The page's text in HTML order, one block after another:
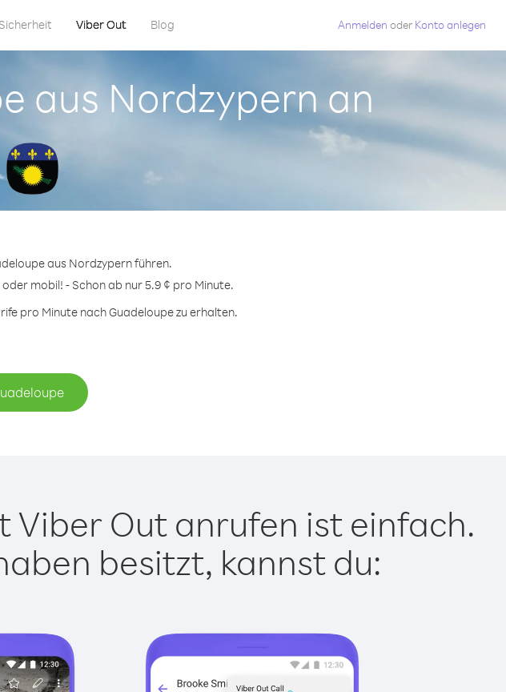
Sicherheit Viber Out Blog Anmelden oder Konto anlegen
aus Nordzypern an
aus Nordzypern führen.
mobil! - Schon ab nur 5.9 ¢ pro Minute.
pro Minute nach Guadeloupe zu erhalten.
Viber Out anrufen ist einfach.
besitzt, kannst du: